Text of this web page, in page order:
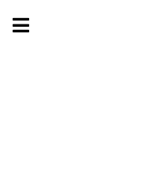
Skip